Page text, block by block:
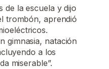
de la escuela y dijo
trombón, aprendió
gimnasia, natación
a los
miserable”.